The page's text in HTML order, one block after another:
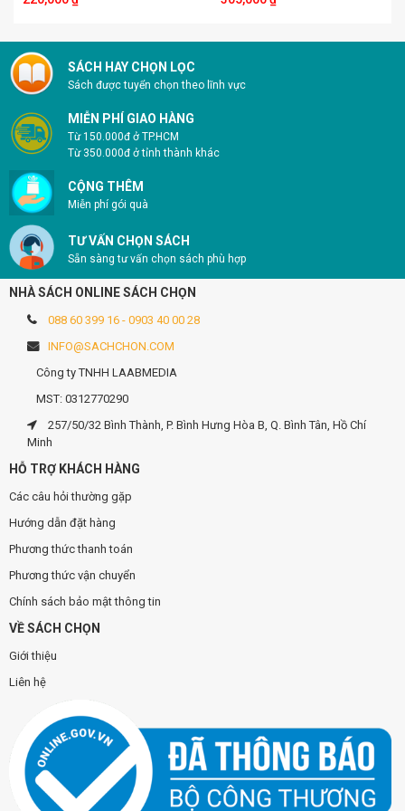
SÁCH HAY CHỌN LỌC
Sách được tuyển chọn theo lĩnh vực
MIỄN PHÍ GIAO HÀNG
Từ 150.000đ ở TP.HCM
Từ 350.000đ ở tỉnh thành khác
CỘNG THÊM
Miễn phí gói quà
TƯ VẤN CHỌN SÁCH
Sẵn sàng tư vấn chọn sách phù hợp
NHÀ SÁCH ONLINE SÁCH CHỌN
088 60 399 16 - 0903 40 00 28
INFO@SACHCHON.COM
Công ty TNHH LAABMEDIA
MST: 0312770290
257/50/32 Bình Thành, P. Bình Hưng Hòa B, Q. Bình Tân, Hồ Chí
Minh
HỖ TRỢ KHÁCH HÀNG
Các câu hỏi thường gặp
Hướng dẫn đặt hàng
Phương thức thanh toán
Phương thức vận chuyển
Chính sách bảo mật thông tin
VỀ SÁCH CHỌN
Giới thiệu
Liên hệ